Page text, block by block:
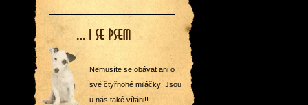
Nemusíte se obávat ani o
své čtyřnohé miláčky! Jsou
u nás také vítáni!!